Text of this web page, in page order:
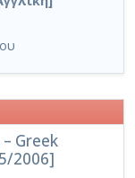
Greek
2006]